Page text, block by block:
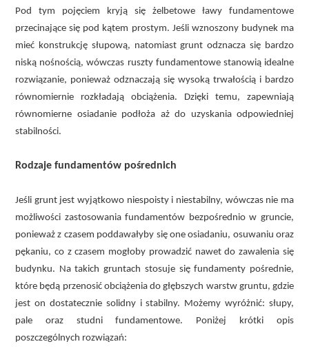
Pod tym pojęciem kryją się żelbetowe ławy fundamentowe
przecinające się pod kątem prostym. Jeśli wznoszony budynek ma
mieć konstrukcję słupową, natomiast grunt odznacza się bardzo
niską nośnością, wówczas ruszty fundamentowe stanowią idealne
rozwiązanie, ponieważ odznaczają się wysoką trwałością i bardzo
równomiernie rozkładają obciążenia. Dzięki temu, zapewniają
równomierne osiadanie podłoża aż do uzyskania odpowiedniej
stabilności.
Rodzaje fundamentów pośrednich
Jeśli grunt jest wyjątkowo niespoisty i niestabilny, wówczas nie ma
możliwości zastosowania fundamentów bezpośrednio w gruncie,
ponieważ z czasem poddawałyby się one osiadaniu, osuwaniu oraz
pękaniu, co z czasem mogłoby prowadzić nawet do zawalenia się
budynku. Na takich gruntach stosuje się fundamenty pośrednie,
które będą przenosić obciążenia do głębszych warstw gruntu, gdzie
jest on dostatecznie solidny i stabilny. Możemy wyróżnić: słupy,
pale oraz studni fundamentowe. Poniżej krótki opis
poszczególnych rozwiązań: